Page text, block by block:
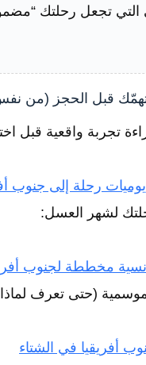
تجعل رحلتك
قبل الحجز (من
تجربة واقعية قبل
رحلة إلى جنوب
لشهر العسل:
مخططة لجنوب
(حتى تعرف
أفريقيا في الشتاء